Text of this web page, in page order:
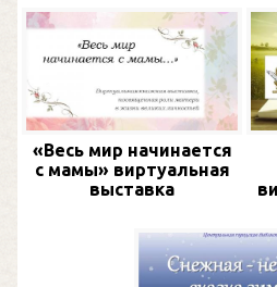
«Весь мир начинается
с мамы» виртуальная
выставка